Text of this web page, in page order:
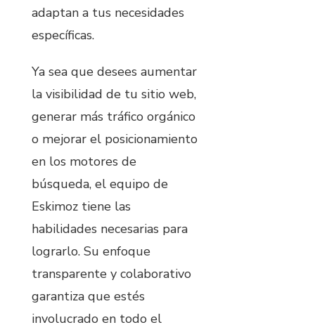
adaptan a tus necesidades
específicas.
Ya sea que desees aumentar
la visibilidad de tu sitio web,
generar más tráfico orgánico
o mejorar el posicionamiento
en los motores de
búsqueda, el equipo de
Eskimoz tiene las
habilidades necesarias para
lograrlo. Su enfoque
transparente y colaborativo
garantiza que estés
involucrado en todo el